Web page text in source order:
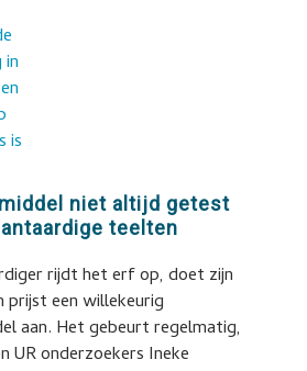
niet altijd getest
teelten
rijdt het erf op, doet zijn
een willekeurig
aan. Het gebeurt regelmatig,
UR onderzoekers Ineke